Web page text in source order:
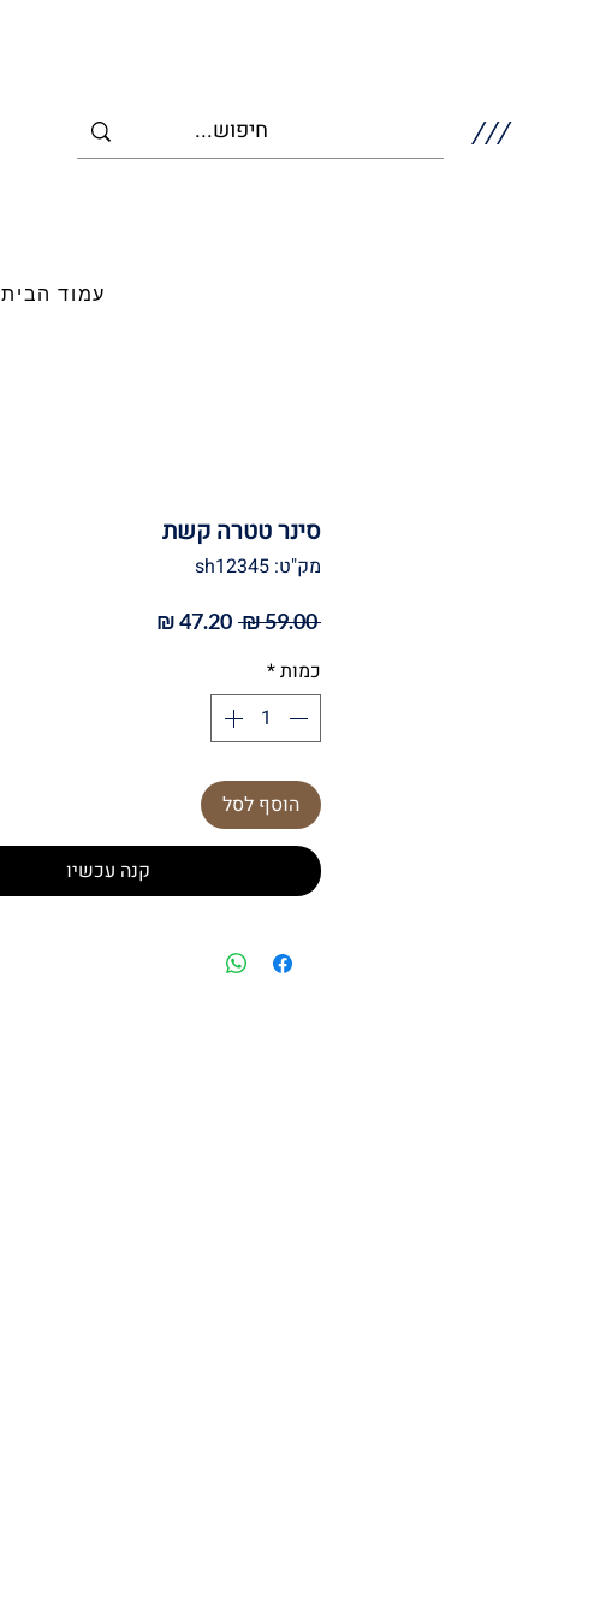
///
עמוד הבית
סינר טטרה קשת
מק"ט: sh12345
‏59.00 ‏₪
מחיר
כמות*
הוסף לסל
קנה עכשיו